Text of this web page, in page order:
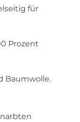
für
Prozent
Baumwolle.